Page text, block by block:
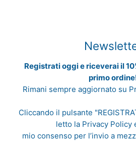
Registrati oggi e riceverai il
primo
Rimani sempre aggiornato su
Cliccando il pulsante
letto la Privacy Policy
mio consenso per l’invio a